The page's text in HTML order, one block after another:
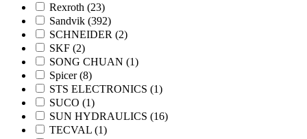
Rexroth (23)
Sandvik (392)
SCHNEIDER (2)
SKF (2)
SONG CHUAN (1)
Spicer(8)
STS ELECTRONICS (1)
SUCO (1)
SUN HYDRAULICS (16)
TECVAL (1)